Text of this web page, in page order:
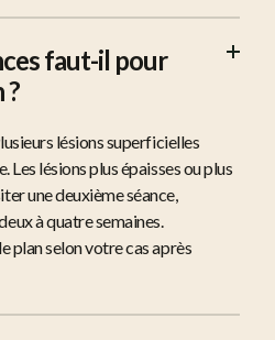
faut-il pour
?
lésions superficielles
Les lésions plus épaisses ou plus
une deuxième séance,
à quatre semaines.
plan selon votre cas après